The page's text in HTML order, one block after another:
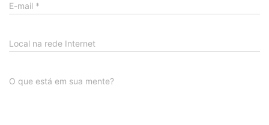
E-mail *
Local na rede Internet
O que está em sua mente?